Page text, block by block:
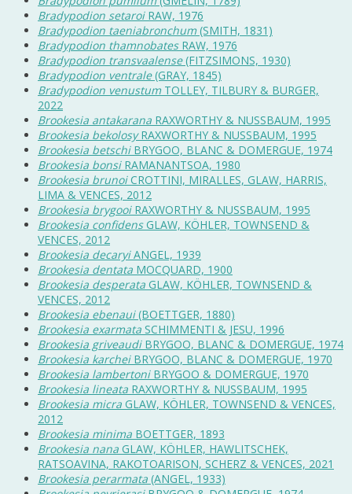
Bradypodion setaroiRAW, 1976
Bradypodion taeniabronchum(SMITH, 1831)
Bradypodion thamnobatesRAW, 1976
Bradypodion transvaalense(FITZSIMONS, 1930)
Bradypodion ventrale(GRAY, 1845)
Bradypodion venustumTOLLEY, TILBURY & BURGER,
2022
Brookesia antakarana RAXWORTHY & NUSSBAUM, 1995
Brookesia bekolosyRAXWORTHY & NUSSBAUM, 1995
Brookesia betschiBRYGOO, BLANC & DOMERGUE, 1974
Brookesia bonsiRAMANANTSOA, 1980
Brookesia brunoiCROTTINI, MIRALLES, GLAW, HARRIS,
LIMA & VENCES, 2012
Brookesia brygooiRAXWORTHY & NUSSBAUM, 1995
Brookesia confidensGLAW, KÖHLER, TOWNSEND &
VENCES, 2012
Brookesia decaryiANGEL, 1939
Brookesia dentata MOCQUARD, 1900
Brookesia desperata GLAW, KÖHLER, TOWNSEND &
VENCES, 2012
Brookesia ebenaui(BOETTGER, 1880)
Brookesia exarmata SCHIMMENTI & JESU, 1996
Brookesia griveaudiBRYGOO, BLANC & DOMERGUE, 1974
Brookesia karcheiBRYGOO, BLANC & DOMERGUE, 1970
Brookesia lambertoniBRYGOO & DOMERGUE, 1970
Brookesia lineata RAXWORTHY & NUSSBAUM, 1995
Brookesia micra GLAW, KÖHLER, TOWNSEND & VENCES,
2012
Brookesia minima BOETTGER, 1893
Brookesia nana GLAW, KÖHLER, HAWLITSCHEK,
RATSOAVINA, RAKOTOARISON, SCHERZ & VENCES, 2021
Brookesia perarmata (ANGEL, 1933)